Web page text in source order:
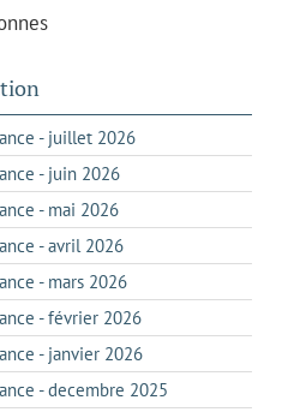
- juillet 2026
- juin 2026
- mai 2026
- avril 2026
- mars 2026
- février 2026
- janvier 2026
- decembre 2025